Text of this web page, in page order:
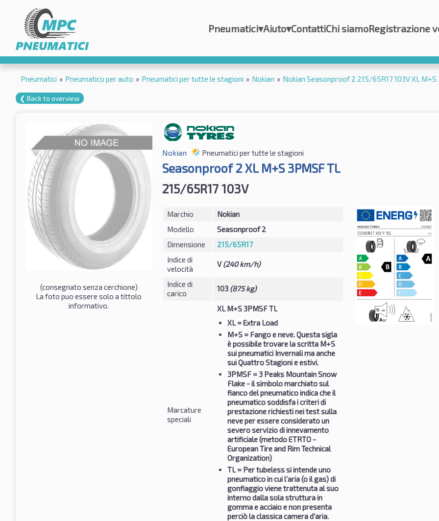
Pneumatici▾Aiuto▾ContattiChi siamoRegistrazione
Pneumatici » Pneumatico per auto » Pneumatici per tutte le stagioni » Nokian » Nokian Seasonproof 2 215/65R17 103V XL M+S
❮ Back to overview
(consegnato senza cerchione)
La foto puo essere solo a tittolo
informativo.
Nokian Pneumatici per tutte le stagioni
Seasonproof 2 XL M+S 3PMSF TL
215/65R17 103V
Marchio
Nokian
Modello
Seasonproof 2
Dimensione
215/65R17
Indice di
velocità
V(240 km/h)
Indice di
carico
103 (875 kg)
Marcature
speciali
XL M+S 3PMSF TL
XL= Extra Load
M+S= Fango e neve. Questa sigla
è possibile trovare la scritta M+S
sui pneumatici Invernali ma anche
sui Quattro Stagioni e estivi.
3PMSF= 3 Peaks Mountain Snow
Flake - il simbolo marchiato sul
fianco del pneumatico indica che il
pneumatico soddisfa i criteri di
prestazione richiesti nei test sulla
neve per essere considerato un
severo servizio di innevamento
artificiale (metodo ETRTO -
European Tire and Rim Technical
Organization)
TL= Per tubeless si intende uno
pneumatico in cui l'aria (o il gas) di
gonfiaggio viene trattenuta al suo
interno dalla sola struttura in
gomma e acciaio e non presenta
perciò la classica camera d'aria.